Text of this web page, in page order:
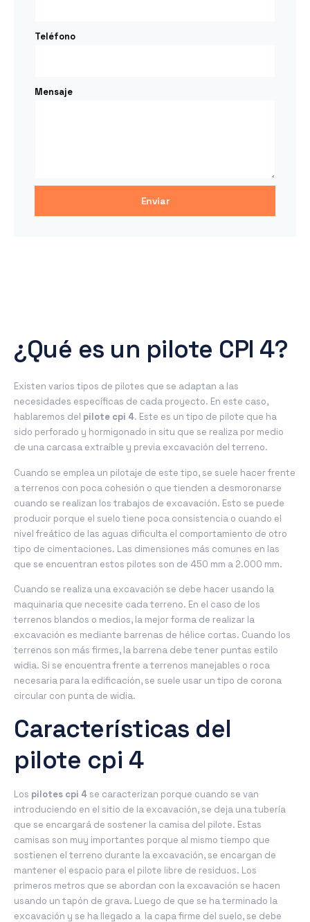
Teléfono
Mensaje
Enviar
¿Qué es un pilote CPI 4?
Existen varios tipos de pilotes que se adaptan a las
necesidades específicas de cada proyecto. En este caso,
hablaremos del pilote cpi 4. Este es un tipo de pilote que ha
sido perforado y hormigonado in situ que se realiza por medio
de una carcasa extraíble y previa excavación del terreno.
Cuando se emplea un pilotaje de este tipo, se suele hacer frente
a terrenos con poca cohesión o que tienden a desmoronarse
cuando se realizan los trabajos de excavación. Esto se puede
producir porque el suelo tiene poca consistencia o cuando el
nivel freático de las aguas dificulta el comportamiento de otro
tipo de cimentaciones. Las dimensiones más comunes en las
que se encuentran estos pilotes son de 450 mm a 2.000 mm.
Cuando se realiza una excavación se debe hacer usando la
maquinaria que necesite cada terreno. En el caso de los
terrenos blandos o medios, la mejor forma de realizar la
excavación es mediante barrenas de hélice cortas. Cuando los
terrenos son más firmes, la barrena debe tener puntas estilo
widia. Si se encuentra frente a terrenos manejables o roca
necesaria para la edificación, se suele usar un tipo de corona
circular con punta de widia.
Características del
pilote cpi 4
Los pilotes cpi 4 se caracterizan porque cuando se van
introduciendo en el sitio de la excavación, se deja una tubería
que se encargará de sostener la camisa del pilote. Estas
camisas son muy importantes porque al mismo tiempo que
sostienen el terreno durante la excavación, se encargan de
mantener el espacio para el pilote libre de residuos. Los
primeros metros que se abordan con la excavación se hacen
usando un tapón de grava. Luego de que se ha terminado la
excavación y se ha llegado a la capa firme del suelo, se debe